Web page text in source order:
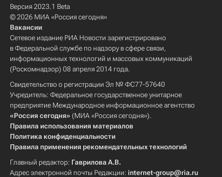
Версия 2023.1 Beta
© 2026 МИА «Россия сегодня»
Вакансии
Сетевое издание РИА Новости зарегистрировано
в Федеральной службе по надзору в сфере связи,
информационных технологий и массовых коммуникаций
(Роскомнадзор) 08 апреля 2014 года.
Свидетельство о регистрации Эл № ФС77-57640
Учредитель: Федеральное государственное унитарное
предприятие Международное информационное агентство
«Россия сегодня» (МИА «Россия сегодня»).
Правила использования материалов
Политика конфиденциальности
Правила применения рекомендательных технологий
Главный редактор: Гаврилова А.В.
Адрес электронной почты Редакции: internet-group@ria.ru